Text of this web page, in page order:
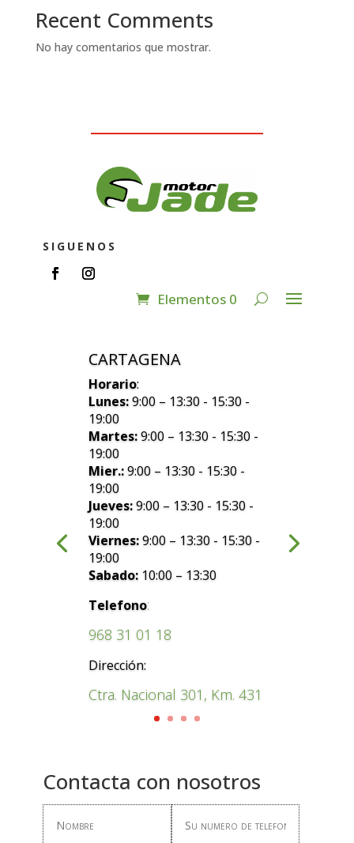
Recent Comments
No hay comentarios que mostrar.
SIGUENOS
Elementos 0
CARTAGENA
Horario:
Lunes:9:00 – 13:30 - 15:30 -
19:00
Martes:9:00 – 13:30 - 15:30 -
19:00
Mier.:9:00 – 13:30 - 15:30 -
19:00
Jueves:9:00 – 13:30 - 15:30 -
19:00
Viernes:9:00 – 13:30 - 15:30 -
19:00
Sabado: 10:00 – 13:30
Telefono:
968 31 01 18
Dirección:
Ctra. Nacional 301, Km. 431
Contacta con nosotros